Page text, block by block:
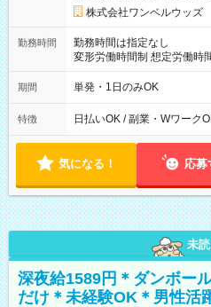
株式会社ワンベルウッズ
勤務時間
勤務時間は指定なし
変形労働時間制 想定労働時間160時間/月 【
00～20：00
期間 単発・1日のみOK
特徴 日払いOK / 副業・Wワーク
気になる！ 応募
未読
深夜給1589円＊ダンボー
だけ＊未経験OK＊男性活